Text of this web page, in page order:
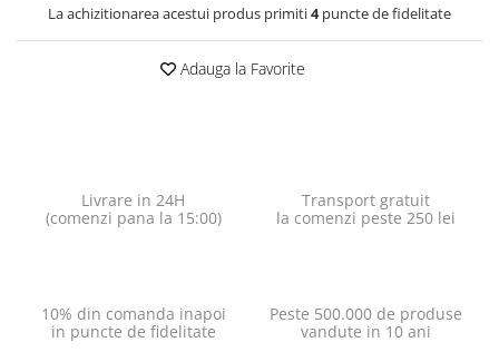
Jocuri de societate in limba
romana
Vezi toate jocurile de societate
La achizitionarea acestui produs primiti4puncte de fidelitate
Adauga la Favorite
Livrare in 24H
(comenzi pana la 15:00)
Transport gratuit
la comenzi peste 250 lei
10% din comanda inapoi
in puncte de fidelitate
Peste 500.000 de produse
vandute in 10 ani